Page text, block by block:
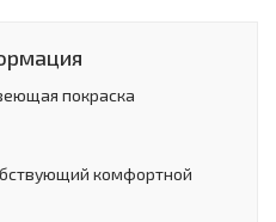
покраска
комфортной